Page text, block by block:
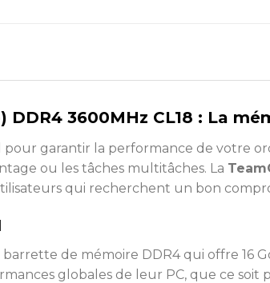
DDR4 3600MHz CL18 : La
pour garantir la performance de votre
ou les tâches multitâches. La
qui recherchent un bon
de mémoire DDR4 qui offre 16
globales de leur PC, que ce